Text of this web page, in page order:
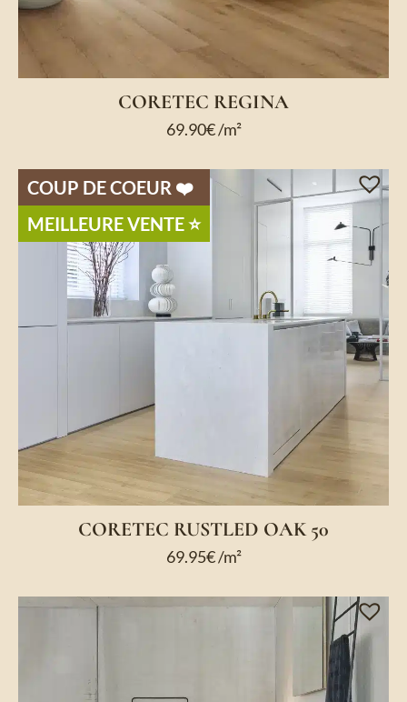
CORETEC REGINA
69.90€/m²
COUP DE COEUR ❤️
MEILLEURE VENTE ⭐
CORETEC RUSTLED OAK 50
69.95€/m²